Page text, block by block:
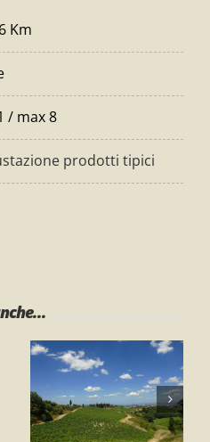
Km
/ max 8
prodotti tipici
Pedalata al
tramonto a
Montaione
(Poggio
all’Aglione)